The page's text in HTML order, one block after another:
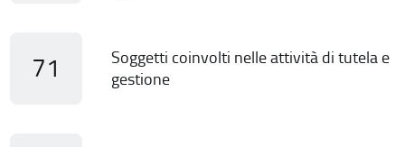
71
Soggetti coinvolti nelle attività di tutela e
gestione